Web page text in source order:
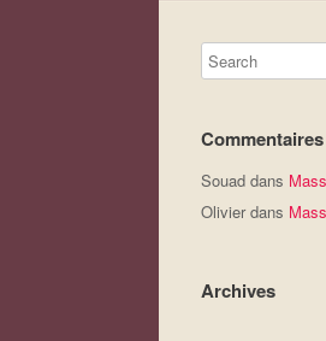
Souad dans
Olivierdans
Archives